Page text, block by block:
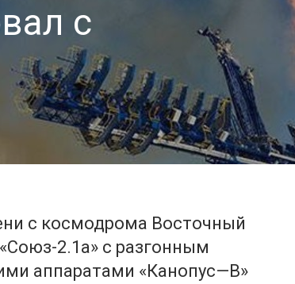
с
с космодрома Восточный
2.1а» с разгонным
аппаратами «Канопус—В»